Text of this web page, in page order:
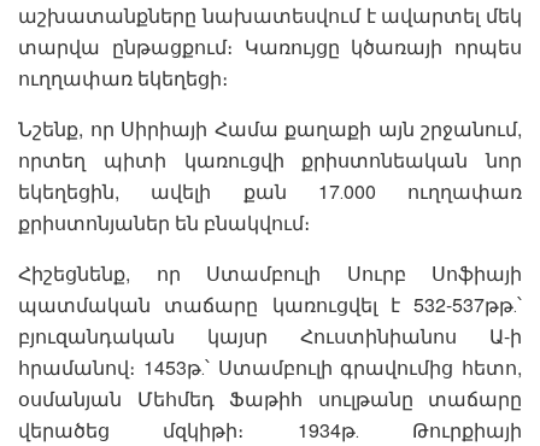
աշխատանքները նախատեսվում է ավարտել մեկ
տարվա ընթացքում։ Կառույցը կծառայի որպես
ուղղափառ եկեղեցի։
Նշենք, որ Սիրիայի Համա քաղաքի այն շրջանում,
որտեղ պիտի կառուցվի քրիստոնեական նոր
եկեղեցին, ավելի քան 17․000 ուղղափառ
քրիստոնյաներ են բնակվում։
Հիշեցնենք, որ Ստամբուլի Սուրբ Սոֆիայի
պատմական տաճարը կառուցվել է 532-537թթ․՝
բյուզանդական կայսր Հուստինիանոս Ա-ի
հրամանով։ 1453թ․՝ Ստամբուլի գրավումից հետո,
օսմանյան Մեհմեդ Ֆաթիհ սուլթանը տաճարը
վերածեց մզկիթի։ 1934թ․ Թուրքիայի